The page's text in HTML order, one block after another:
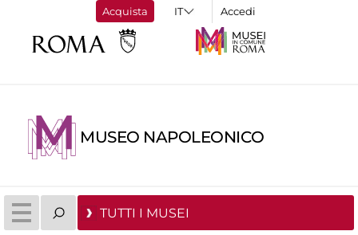
Acquista Accedi
MUSEO NAPOLEONICO
TUTTI I MUSEI